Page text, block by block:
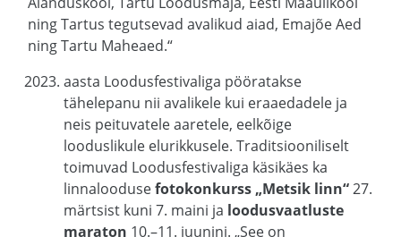
ning Tartus tegutsevad avalikud aiad, Emajõe Aed
ning Tartu Maheaed.“
aasta Loodusfestivaliga pööratakse
tähelepanu nii avalikele kui eraaedadele ja
neis peituvatele aaretele, eelkõige
looduslikule elurikkusele. Traditsiooniliselt
toimuvad Loodusfestivaliga käsikäes ka
linnaloodusefotokonkurss „Metsik linn“27.
märtsist kuni 7. maini ja loodusvaatluste
maraton 10.–11. juunini. „See on